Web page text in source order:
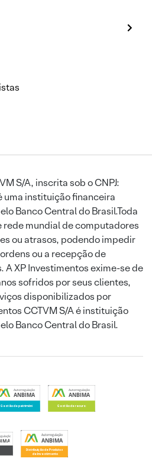
S/A, inscrita sob o CNPJ:
instituição financeira
Banco Central do Brasil.Toda
mundial de computadores
ou atrasos, podendo impedir
ou a recepção de
A XP Investimentos exime-se de
sofridos por seus clientes,
disponibilizados por
CCTVM S/A é instituição
Banco Central do Brasil.